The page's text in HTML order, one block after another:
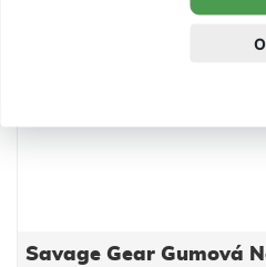
Savage Gear Gumová